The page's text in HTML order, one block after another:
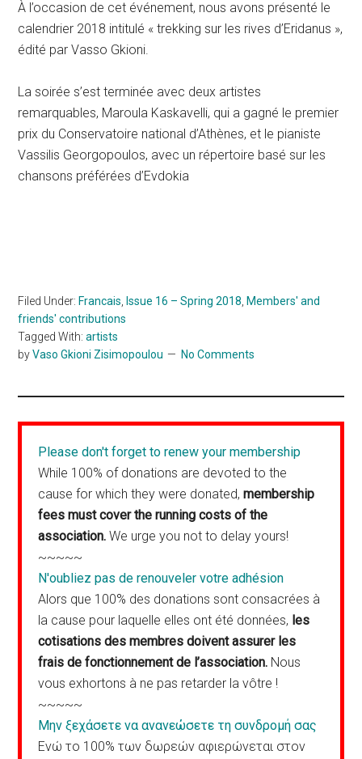
À l’occasion de cet événement, nous avons présenté le
calendrier 2018 intitulé « trekking sur les rives d’Eridanus »,
édité par Vasso Gkioni.
La soirée s’est terminée avec deux artistes
remarquables, Maroula Kaskavelli, qui a gagné le premier
prix du Conservatoire national d’Athènes, et le pianiste
Vassilis Georgopoulos, avec un répertoire basé sur les
chansons préférées d’Evdokia
Filed Under: Francais, Issue 16 – Spring 2018, Members' and
friends' contributions
Tagged With:artists
byVaso Gkioni Zisimopoulou No Comments
Please don't forget to renew your membership
While 100% of donations are devoted to the
cause for which they were donated,membership
fees must cover the running costs of the
association. We urge you not to delay yours!
~~~~~
N'oubliez pas de renouveler votre adhésion
Alors que 100% des donations sont consacrées à
la cause pour laquelle elles ont été données, les
cotisations des membres doivent assurer les
frais de fonctionnement de l’association. Nous
vous exhortons à ne pas retarder la vôtre !
~~~~~
Μην ξεχάσετε να ανανεώσετε τη συνδρομή σας
Ενώ το 100% των δωρεών αφιερώνεται στον